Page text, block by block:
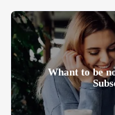
Whant to be